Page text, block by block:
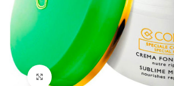
Clicca per ingrandire